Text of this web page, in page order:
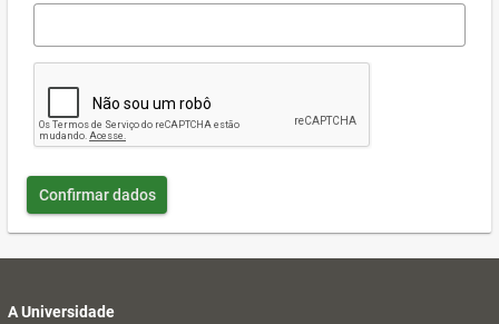
Confirmar dados
A Universidade